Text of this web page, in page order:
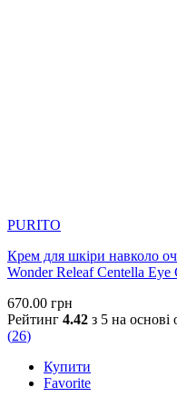
PURITO
Крем для шкіри навколо
Wonder Releaf Centella Eye
670.00 грн
Рейтинг 4.42 з 5 на основі
(26)
Купити
Favorite